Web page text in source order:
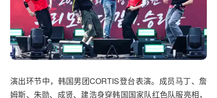
演出环节中，韩国男团CORTIS登台表演。成员马丁、詹
姆斯、朱勋、成贤、建浩身穿韩国国家队红色队服亮相，